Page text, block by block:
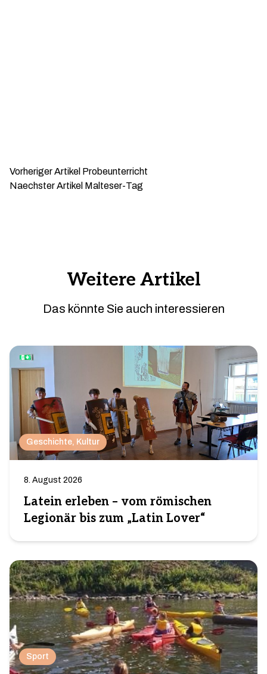
Vorheriger Artikel Probeunterricht
Naechster Artikel Malteser-Tag
Weitere Artikel
Das könnte Sie auch interessieren
Geschichte, Kultur
8. August 2026
Latein erleben – vom römischen
Legionär bis zum „Latin Lover“
Sport